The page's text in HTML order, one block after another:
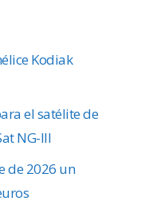
Kodiak
el satélite de
NG-III
de 2026 un